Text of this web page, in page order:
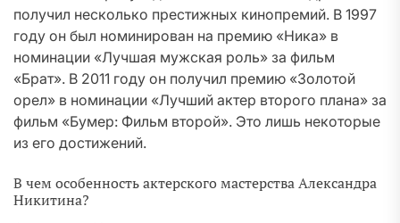
получил несколько престижных кинопремий. В 1997
году он был номинирован на премию «Ника» в
номинации «Лучшая мужская роль» за фильм
«Брат». В 2011 году он получил премию «Золотой
орел» в номинации «Лучший актер второго плана» за
фильм «Бумер: Фильм второй». Это лишь некоторые
из его достижений.
В чем особенность актерского мастерства Александра
Никитина?